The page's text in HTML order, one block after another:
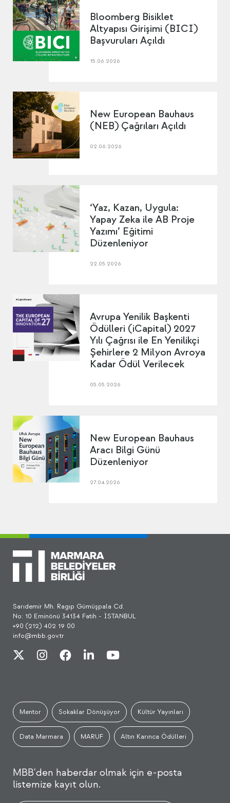
Bloomberg Bisiklet
Altyapısı Girişimi (BICI)
Başvuruları Açıldı
15.06.2026
New European Bauhaus
(NEB) Çağrıları Açıldı
02.06.2026
‘Yaz, Kazan, Uygula:
Yapay Zeka ile AB Proje
Yazımı’ Eğitimi
Düzenleniyor
22.05.2026
Avrupa Yenilik Başkenti
Ödülleri (iCapital) 2027
Yılı Çağrısı ile En Yenilikçi
Şehirlere 2 Milyon Avroya
Kadar Ödül Verilecek
05.05.2026
New European Bauhaus
Aracı Bilgi Günü
Düzenleniyor
27.04.2026
Sarıdemir Mh. Ragıp Gümüşpala Cd.
No: 10 Eminönü 34134 Fatih - İSTANBUL
+90 (212) 402 19 00
info@mbb.gov.tr
Mentor Sokaklar Dönüşüyor Kültür Yayınları
Data Marmara MARUF Altın Karınca Ödülleri
MBB'den haberdar olmak için e-posta
listemize kayıt olun.